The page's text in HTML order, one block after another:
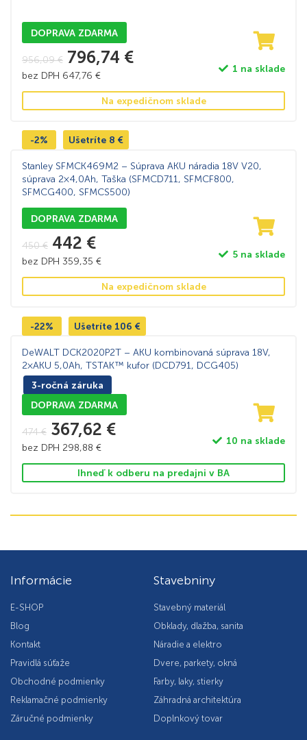
DOPRAVA ZDARMA
956,09€ 796,74 €
bez DPH 647,76 €
1 na sklade
Na expedičnom sklade
-2% Ušetríte 8 €
Stanley SFMCK469M2 – Súprava AKU náradia 18V V20,
súprava 2×4,0Ah, Taška (SFMCD711, SFMCF800,
SFMCG400, SFMCS500)
DOPRAVA ZDARMA
450€ 442 €
bez DPH 359,35 €
5 na sklade
Na expedičnom sklade
3-ročná záruka
-22% Ušetríte 106 €
DeWALT DCK2020P2T – AKU kombinovaná súprava 18V,
2×AKU 5,0Ah, TSTAK™ kufor (DCD791, DCG405)
DOPRAVA ZDARMA
474€ 367,62 €
bez DPH 298,88 €
10 na sklade
Ihneď k odberu na predajni v BA
Informácie
E-SHOP
Blog
Kontakt
Pravidlá súťaže
Obchodné podmienky
Reklamačné podmienky
Záručné podmienky
Stavebniny
Stavebný materiál
Obklady, dlažba, sanita
Náradie a elektro
Dvere, parkety, okná
Farby, laky, stierky
Záhradná architektúra
Doplnkový tovar